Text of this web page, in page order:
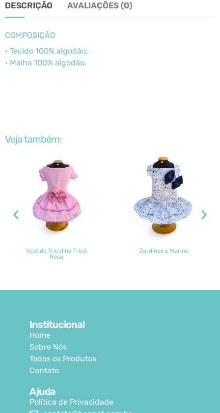
DESCRIÇÃO AVALIAÇÕES (0)
COMPOSIÇÃO
• Tecido 100% algodão;
• Malha 100% algodão.
Veja também:
Vestido Tricoline Tricô
Rosa
Jardineira Marine
Institucional
Home
Sobre Nós
Todos os Produtos
Contato
Ajuda
Política de Privacidade